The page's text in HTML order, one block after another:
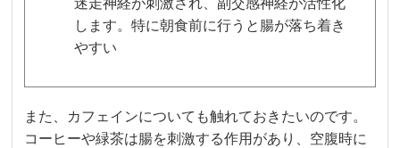
迷走神経が刺激され、副交感神経が活性化
します。特に朝食前に行うと腸が落ち着き
やすい
また、カフェインについても触れておきたいのです。
コーヒーや緑茶は腸を刺激する作用があり、空腹時に